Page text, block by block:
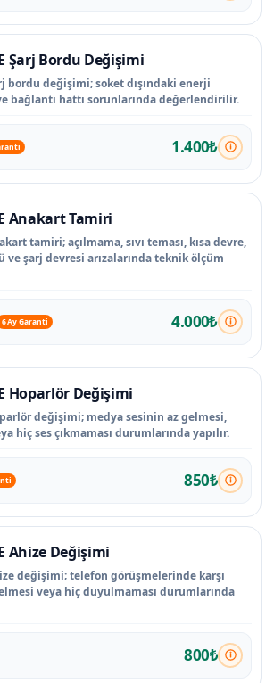
Şarj Bordu Değişimi
bordu değişimi; soket dışındaki enerji
bağlantı hattı sorunlarında değerlendirilir.
1.400₺
Anakart Tamiri
tamiri; açılmama, sıvı teması, kısa devre,
ve şarj devresi arızalarında teknik ölçüm
6 Ay Garanti 4.000₺
Hoparlör Değişimi
değişimi; medya sesinin az gelmesi,
hiç ses çıkmaması durumlarında yapılır.
850₺
Ahize Değişimi
değişimi; telefon görüşmelerinde karşı
veya hiç duyulmaması durumlarında
800₺